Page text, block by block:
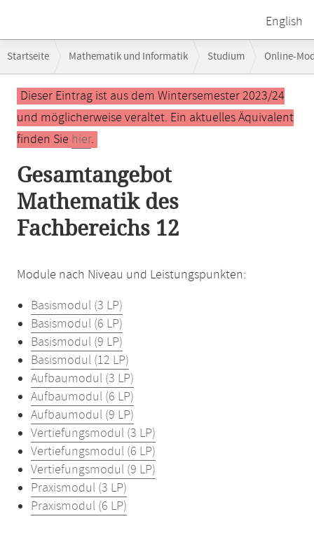
English
Navigation
Startseite Mathematik und Informatik Studium Online-
Hauptinhalt
Dieser Eintrag ist aus dem Wintersemester 2023/24
und möglicherweise veraltet. Ein aktuelles Äquivalent
finden Sie hier.
Gesamtangebot
Mathematik des
Fachbereichs 12
Module nach Niveau und Leistungspunkten:
Basismodul (3 LP)
Basismodul (6 LP)
Basismodul (9 LP)
Basismodul (12 LP)
Aufbaumodul (3 LP)
Aufbaumodul (6 LP)
Aufbaumodul (9 LP)
Vertiefungsmodul (3 LP)
Vertiefungsmodul (6 LP)
Vertiefungsmodul (9 LP)
Praxismodul (3 LP)
Praxismodul (6 LP)